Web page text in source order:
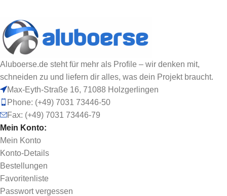
Aluboerse.de steht für mehr als Profile – wir denken mit,
schneiden zu und liefern dir alles, was dein Projekt braucht.
Max-Eyth-Straße 16, 71088 Holzgerlingen
Phone: (+49) 7031 73446-50
Fax: (+49) 7031 73446-79
Mein Konto:
Mein Konto
Konto-Details
Bestellungen
Favoritenliste
Passwort vergessen